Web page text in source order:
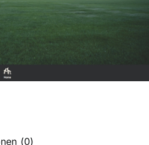
(0)